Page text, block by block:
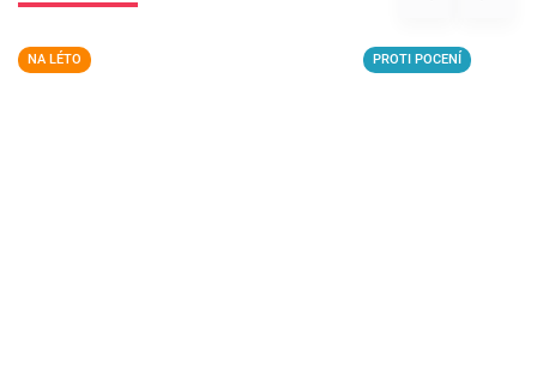
NA LÉTO PROTI POCENÍ